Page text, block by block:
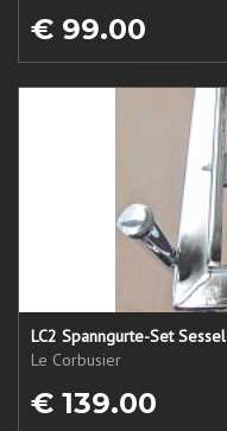
€ 99.00
LC2 Spanngurte-Set Sessel
Le Corbusier
€ 139.00